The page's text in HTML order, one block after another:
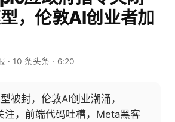
，伦敦AI创业者加
· 10 条头条 · 6:20
被封，伦敦AI创业潮涌，
注，前端代码吐槽，Meta黑客